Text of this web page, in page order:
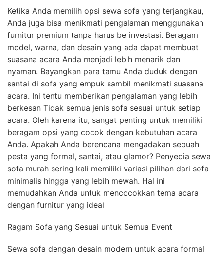
Ketika Anda memilih opsi sewa sofa yang terjangkau,
Anda juga bisa menikmati pengalaman menggunakan
furnitur premium tanpa harus berinvestasi. Beragam
model, warna, dan desain yang ada dapat membuat
suasana acara Anda menjadi lebih menarik dan
nyaman. Bayangkan para tamu Anda duduk dengan
santai di sofa yang empuk sambil menikmati suasana
acara. Ini tentu memberikan pengalaman yang lebih
berkesan Tidak semua jenis sofa sesuai untuk setiap
acara. Oleh karena itu, sangat penting untuk memiliki
beragam opsi yang cocok dengan kebutuhan acara
Anda. Apakah Anda berencana mengadakan sebuah
pesta yang formal, santai, atau glamor? Penyedia sewa
sofa murah sering kali memiliki variasi pilihan dari sofa
minimalis hingga yang lebih mewah. Hal ini
memudahkan Anda untuk mencocokkan tema acara
dengan furnitur yang ideal
Ragam Sofa yang Sesuai untuk Semua Event
Sewa sofa dengan desain modern untuk acara formal